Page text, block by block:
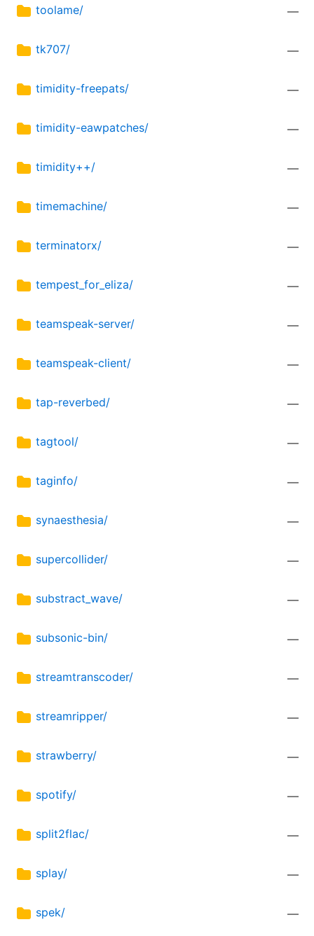
toolame/ —
tk707/ —
timidity-freepats/ —
timidity-eawpatches/ —
timidity++/ —
timemachine/ —
terminatorx/ —
tempest_for_eliza/ —
teamspeak-server/ —
teamspeak-client/ —
tap-reverbed/ —
tagtool/ —
taginfo/ —
synaesthesia/ —
supercollider/ —
substract_wave/ —
subsonic-bin/ —
streamtranscoder/ —
streamripper/ —
strawberry/ —
spotify/ —
split2flac/ —
splay/ —
spek/ —